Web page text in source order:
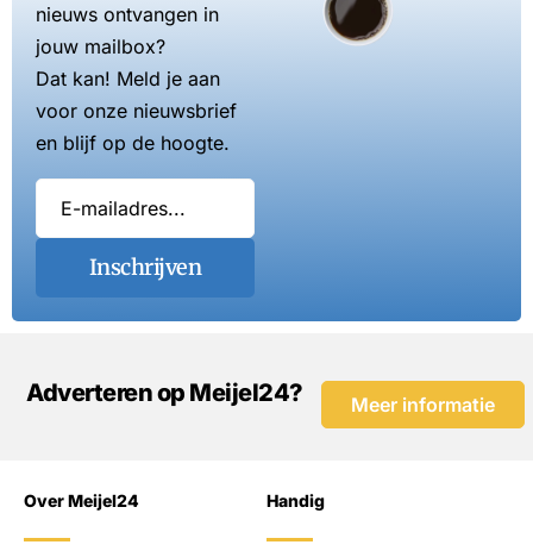
nieuws ontvangen in
jouw mailbox?
Dat kan! Meld je aan
voor onze nieuwsbrief
en blijf op de hoogte.
Inschrijven
Adverteren op Meijel24? Meer informatie
Over Meijel24 Handig